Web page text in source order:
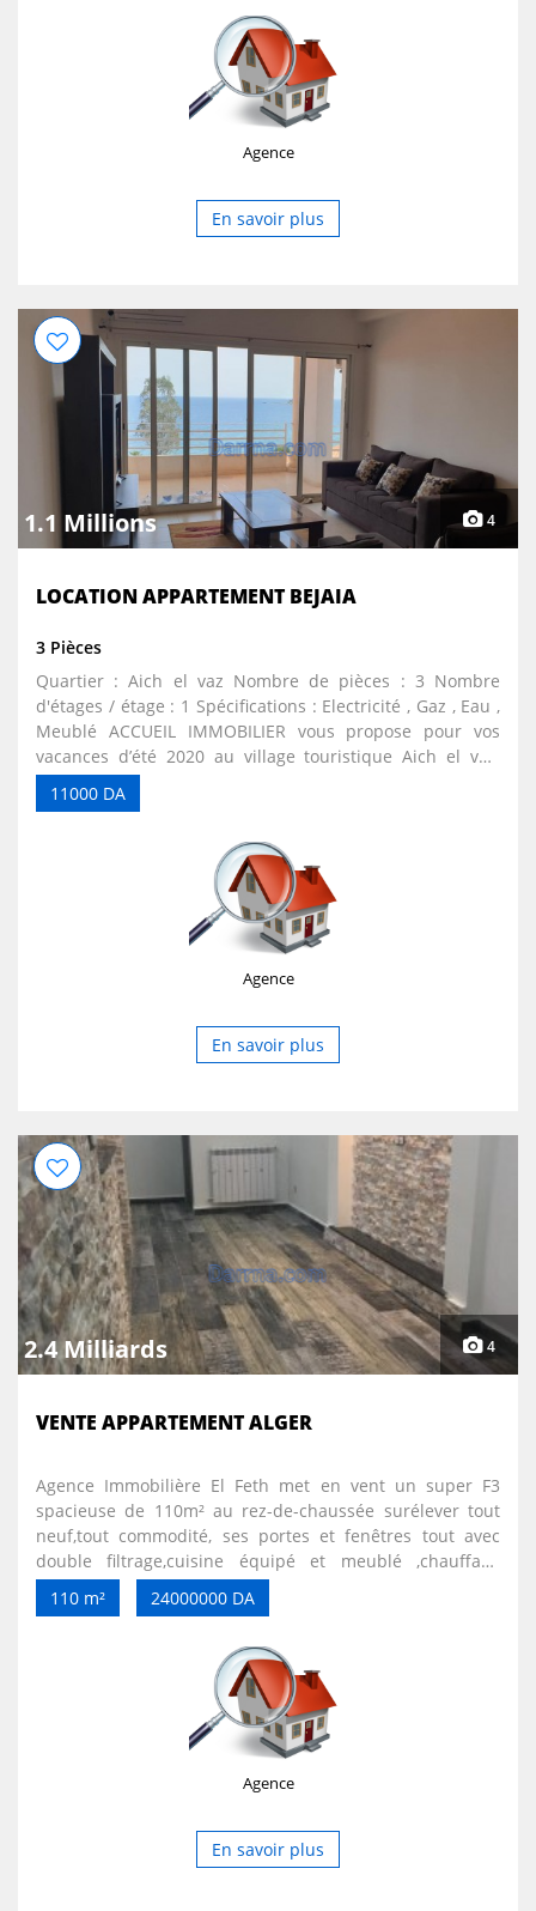
contacter sur : 0553768039
Agence
En savoir plus
1.1 Millions 4
LOCATION APPARTEMENT BEJAIA
3 Pièces
Quartier : Aich el vaz Nombre de pièces : 3 Nombre
d'étages / étage : 1 Spécifications : Electricité , Gaz , Eau ,
Meublé ACCUEIL IMMOBILIER vous propose pour vos
vacances d’été 2020 au village touristique Aich el vaz,
entre les plages de Boulimat et Saket (Bejaia), à la
résidence le belvédère en location un F3 meublé et
terrasse, la résidence est clôturée, gardée, piscine
collectif accès avec un badge (chaque lot avec piscine),
parking, très belle vue dégagée sur mer. Toutes
commodités est disponible. Prix : 11000,00 DA/ La nuitée
pour JUILLET AOUT. Modalités : payement de 50% à la
réservation sur le montant total de la location, le reste à
sur le montant la location. Pour plus d'infos : Tél. /Fax :
034 12 60 44 Mob. : Site web : www.accueil-bejaia.com E-
11000 DA
Agence
En savoir plus
2.4 Milliards 4
VENTE APPARTEMENT ALGER
Agence Immobilière El Feth met en vent un super F3
spacieuse de 110m² au rez-de-chaussée surélever tout
neuf,tout commodité, ses portes et fenêtres tout avec
double filtrage,cuisine équipé et meublé ,chauffage
central,double wc hammam,un grand drissing ,et son box
de stationnement. pour plus d'information veuillez nous
prix: 2 milliard 400 millions négociable
110 m² 24000000 DA
Agence
En savoir plus